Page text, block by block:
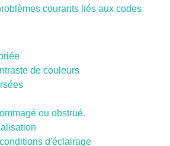
courants liés aux codes
de couleurs
ou obstrué.
d'éclairage